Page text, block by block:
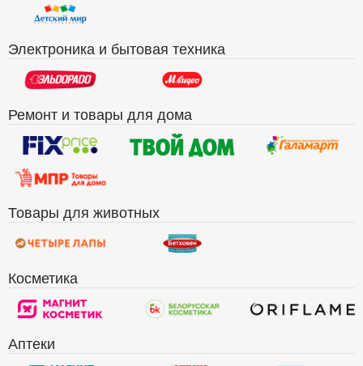
Электроника и бытовая техника
Ремонт и товары для дома
Товары для животных
Косметика
Аптеки